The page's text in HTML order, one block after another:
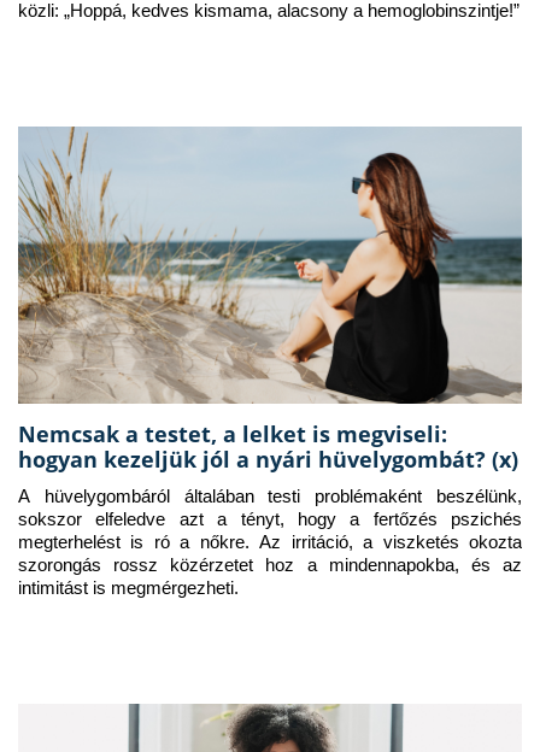
közli: „Hoppá, kedves kismama, alacsony a hemoglobinszintje!”
Nemcsak a testet, a lelket is megviseli:
hogyan kezeljük jól a nyári hüvelygombát? (x)
A hüvelygombáról általában testi problémaként beszélünk,
sokszor elfeledve azt a tényt, hogy a fertőzés pszichés
megterhelést is ró a nőkre. Az irritáció, a viszketés okozta
szorongás rossz közérzetet hoz a mindennapokba, és az
intimitást is megmérgezheti.